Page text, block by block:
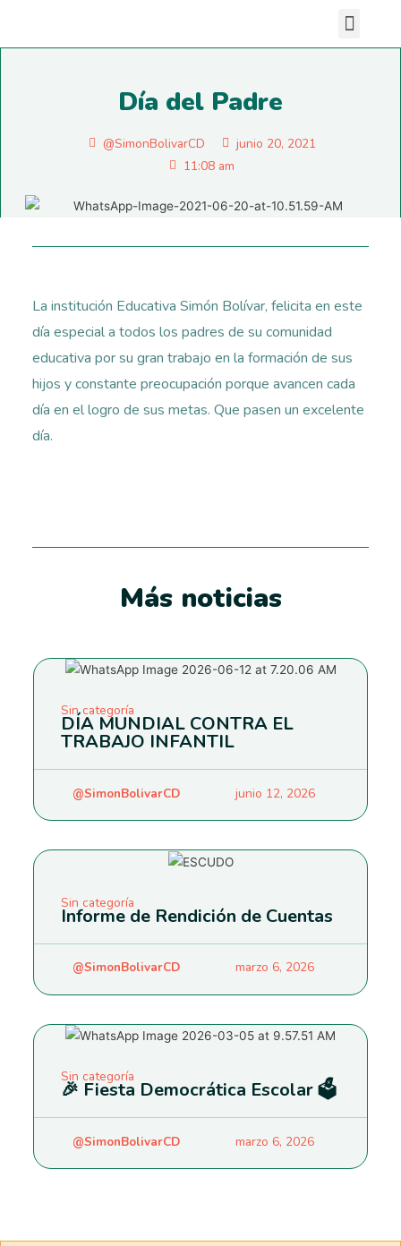
Día del Padre
@SimonBolivarCD
junio 20, 2021
11:08 am
La institución Educativa Simón Bolívar, felicita en este
día especial a todos los padres de su comunidad
educativa por su gran trabajo en la formación de sus
hijos y constante preocupación porque avancen cada
día en el logro de sus metas. Que pasen un excelente
día.
Más noticias
Sin categoría
DÍA MUNDIAL CONTRA EL
TRABAJO INFANTIL
@SimonBolivarCD junio 12, 2026
Sin categoría
Informe de Rendición de Cuentas
@SimonBolivarCD marzo 6, 2026
Sin categoría
🎉 Fiesta Democrática Escolar 🗳️
@SimonBolivarCD marzo 6, 2026